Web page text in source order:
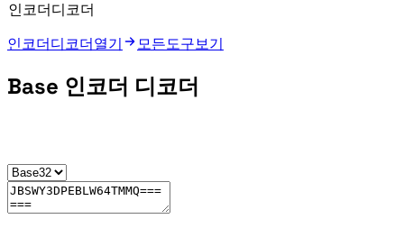
Convert plain text, Base32, Base58, hexadecimal, and byte data in either direction. The Base 인코더 디코더 accepts lowercase Base32, repairs missing padding, and explains Base58 character errors before you copy results.
Base 인코더 디코더 열기 모든 도구 보기
Base 인코더 디코더